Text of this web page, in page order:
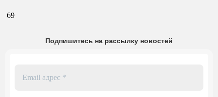
69
Подпишитесь на рассылку новостей